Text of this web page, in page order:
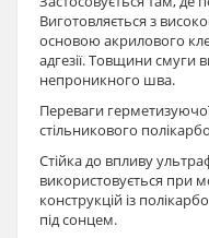
Виготовляється з
основою акрилового
адгезії. Товщини смуги
непроникного шва.
Переваги
стільникового
Стійка до впливу
використовується при
конструкцій із
під сонцем.